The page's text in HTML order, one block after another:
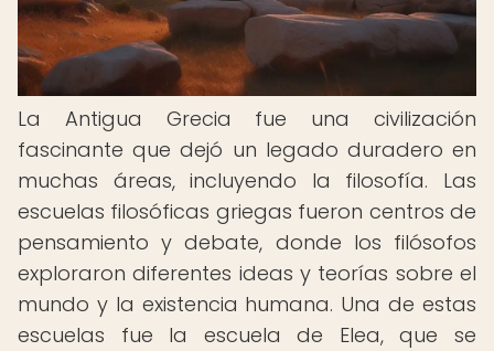
La Antigua Grecia fue una civilización
fascinante que dejó un legado duradero en
muchas áreas, incluyendo la filosofía. Las
escuelas filosóficas griegas fueron centros de
pensamiento y debate, donde los filósofos
exploraron diferentes ideas y teorías sobre el
mundo y la existencia humana. Una de estas
escuelas fue la escuela de Elea, que se